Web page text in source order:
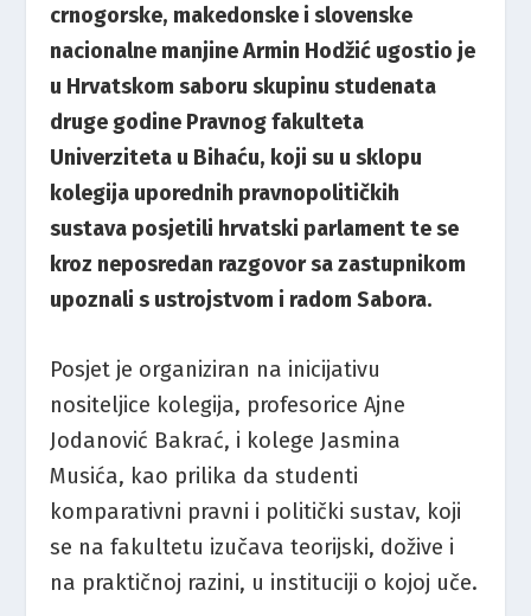
crnogorske, makedonske i slovenske
nacionalne manjine Armin Hodžić ugostio je
u Hrvatskom saboru skupinu studenata
druge godine Pravnog fakulteta
Univerziteta u Bihaću, koji su u sklopu
kolegija uporednih pravnopolitičkih
sustava posjetili hrvatski parlament te se
kroz neposredan razgovor sa zastupnikom
upoznali s ustrojstvom i radom Sabora.
Posjet je organiziran na inicijativu
nositeljice kolegija, profesorice Ajne
Jodanović Bakrać, i kolege Jasmina
Musića, kao prilika da studenti
komparativni pravni i politički sustav, koji
se na fakultetu izučava teorijski, dožive i
na praktičnoj razini, u instituciji o kojoj uče.